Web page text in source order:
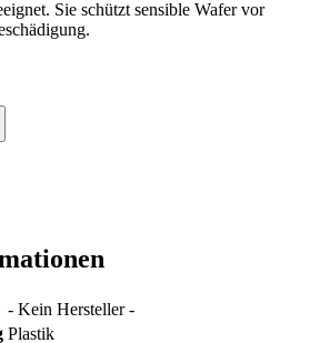
Sie schützt sensible Wafer vor
- Kein Hersteller -
Plastik